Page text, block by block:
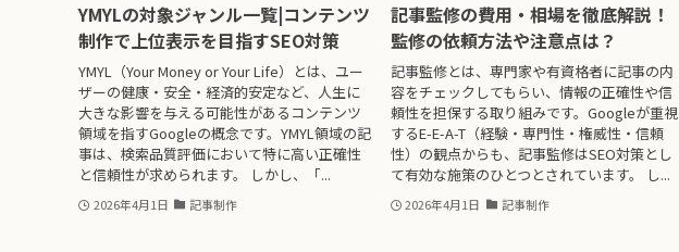
YMYLの対象ジャンル一覧|コンテンツ
制作で上位表示を目指すSEO対策
YMYL（Your Money or Your Life）とは、ユー
ザーの健康・安全・経済的安定など、人生に
大きな影響を与える可能性があるコンテンツ
領域を指すGoogleの概念です。YMYL領域の記
事は、検索品質評価において特に高い正確性
と信頼性が求められます。 しかし、「...
2026年4月1日 記事制作
記事監修の費用・相場を徹底解説！
監修の依頼方法や注意点は？
記事監修とは、専門家や有資格者に記事の内
容をチェックしてもらい、情報の正確性や信
頼性を担保する取り組みです。Googleが重視
するE-E-A-T（経験・専門性・権威性・信頼
性）の観点からも、記事監修はSEO対策とし
て有効な施策のひとつとされています。 し...
2026年4月1日 記事制作